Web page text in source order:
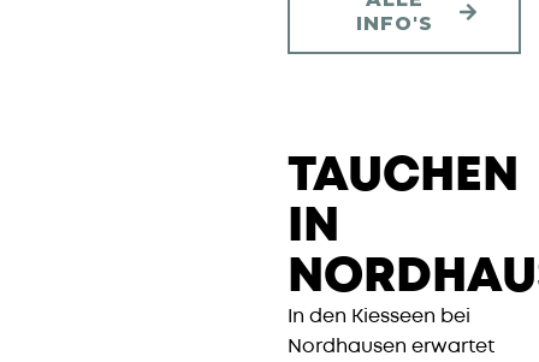
INFO'S
TAUCHEN
IN
In den Kiesseen bei
Nordhausen erwartet